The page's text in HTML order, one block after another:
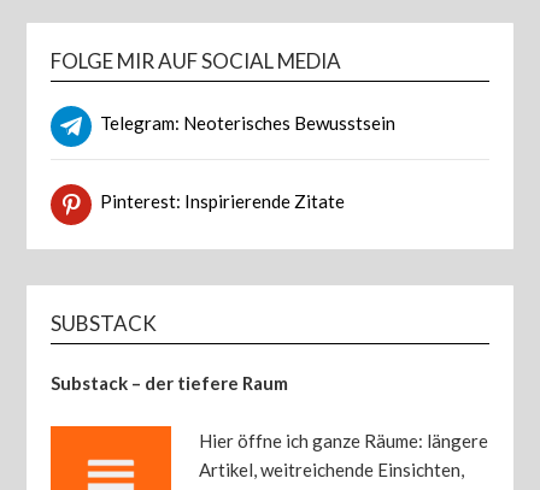
FOLGE MIR AUF SOCIAL MEDIA
Telegram: Neoterisches Bewusstsein
Pinterest: Inspirierende Zitate
SUBSTACK
Substack – der tiefere Raum
Hier öffne ich ganze Räume: längere
Artikel, weitreichende Einsichten,